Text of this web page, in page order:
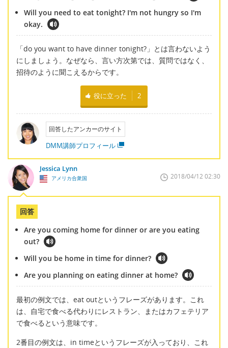
Will you need to eat tonight? I'm not hungry so I'm
okay.
「do you want to have dinner tonight?」とは言わないよう
にしましょう。なぜなら、言い方次第では、質問ではなく、
招待のように聞こえるからです。
役に立った 2
回答したアンカーのサイト
DMM講師プロフィール
Jessica Lynn
アメリカ合衆国 2018/04/12 02:30
回答
Are you coming home for dinner or are you eating
out?
Will you be home in time for dinner?
Are you planning on eating dinner at home?
最初の例文では、eat outというフレーズがあります。これ
は、自宅で食べる代わりにレストラン、またはカフェテリア
で食べるという意味です。
2番目の例文は、in timeというフレーズが入っており、これ